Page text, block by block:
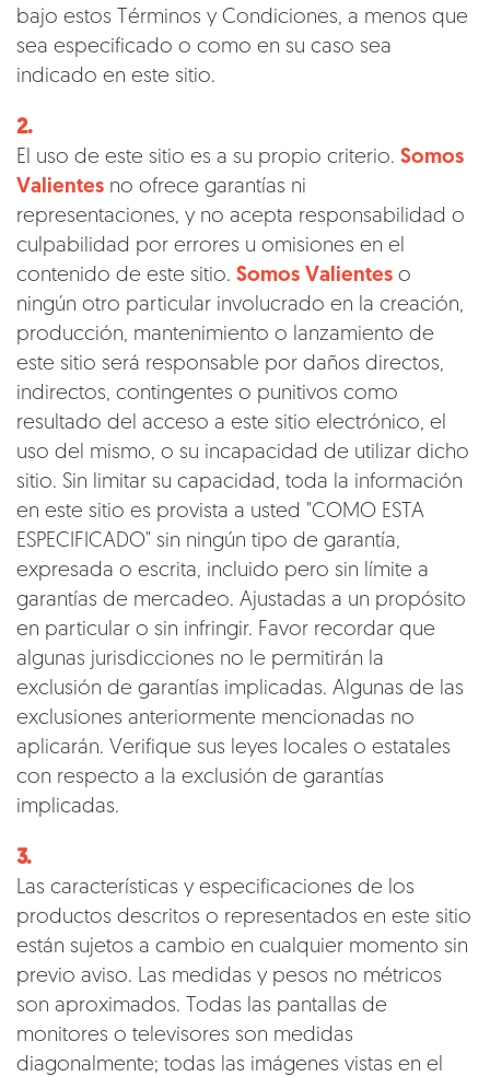
bajo estos Términos y Condiciones, a menos que
sea especificado o como en su caso sea
indicado en este sitio.
2.
El uso de este sitio es a su propio criterio. Somos
Valientes no ofrece garantías ni
representaciones, y no acepta responsabilidad o
culpabilidad por errores u omisiones en el
contenido de este sitio. Somos Valientes o
ningún otro particular involucrado en la creación,
producción, mantenimiento o lanzamiento de
este sitio será responsable por daños directos,
indirectos, contingentes o punitivos como
resultado del acceso a este sitio electrónico, el
uso del mismo, o su incapacidad de utilizar dicho
sitio. Sin limitar su capacidad, toda la información
en este sitio es provista a usted "COMO ESTA
ESPECIFICADO" sin ningún tipo de garantía,
expresada o escrita, incluido pero sin límite a
garantías de mercadeo. Ajustadas a un propósito
en particular o sin infringir. Favor recordar que
algunas jurisdicciones no le permitirán la
exclusión de garantías implicadas. Algunas de las
exclusiones anteriormente mencionadas no
aplicarán. Verifique sus leyes locales o estatales
con respecto a la exclusión de garantías
implicadas.
3.
Las características y especificaciones de los
productos descritos o representados en este sitio
están sujetos a cambio en cualquier momento sin
previo aviso. Las medidas y pesos no métricos
son aproximados. Todas las pantallas de
monitores o televisores son medidas
diagonalmente; todas las imágenes vistas en el